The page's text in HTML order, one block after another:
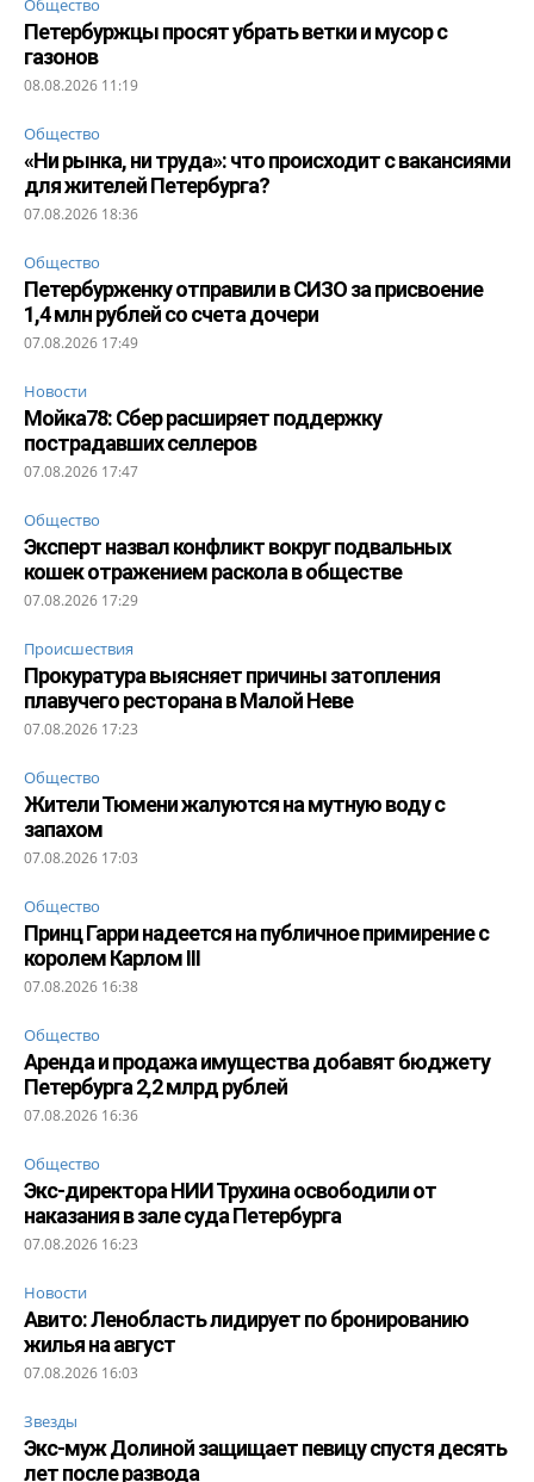
Общество
Петербуржцы просят убрать ветки и мусор с
газонов
08.08.2026 11:19
Общество
«Ни рынка, ни труда»: что происходит с вакансиями
для жителей Петербурга?
07.08.2026 18:36
Общество
Петербурженку отправили в СИЗО за присвоение
1,4 млн рублей со счета дочери
07.08.2026 17:49
Новости
Мойка78: Сбер расширяет поддержку
пострадавших селлеров
07.08.2026 17:47
Общество
Эксперт назвал конфликт вокруг подвальных
кошек отражением раскола в обществе
07.08.2026 17:29
Происшествия
Прокуратура выясняет причины затопления
плавучего ресторана в Малой Неве
07.08.2026 17:23
Общество
Жители Тюмени жалуются на мутную воду с
запахом
07.08.2026 17:03
Общество
Принц Гарри надеется на публичное примирение с
королем Карлом III
07.08.2026 16:38
Общество
Аренда и продажа имущества добавят бюджету
Петербурга 2,2 млрд рублей
07.08.2026 16:36
Общество
Экс-директора НИИ Трухина освободили от
наказания в зале суда Петербурга
07.08.2026 16:23
Новости
Авито: Ленобласть лидирует по бронированию
жилья на август
07.08.2026 16:03
Звезды
Экс-муж Долиной защищает певицу спустя десять
лет после развода